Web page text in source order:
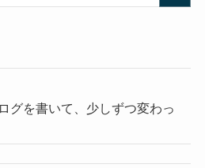
グを書いて、少しずつ変わっ